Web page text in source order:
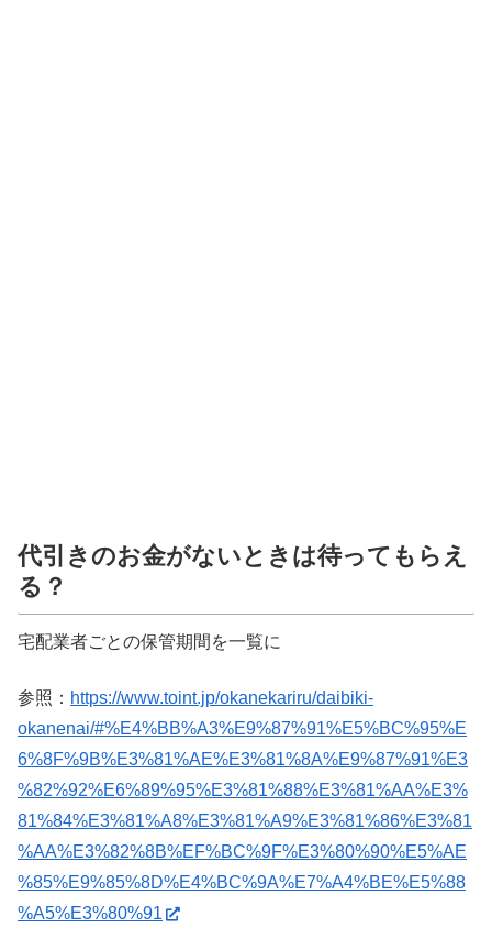
代引きのお金がないときは待ってもらえ
る？
宅配業者ごとの保管期間を一覧に
参照： https://www.toint.jp/okanekariru/daibiki-
okanenai/#%E4%BB%A3%E9%87%91%E5%BC%95%E
6%8F%9B%E3%81%AE%E3%81%8A%E9%87%91%E3
%82%92%E6%89%95%E3%81%88%E3%81%AA%E3%
81%84%E3%81%A8%E3%81%A9%E3%81%86%E3%81
%AA%E3%82%8B%EF%BC%9F%E3%80%90%E5%AE
%85%E9%85%8D%E4%BC%9A%E7%A4%BE%E5%88
%A5%E3%80%91